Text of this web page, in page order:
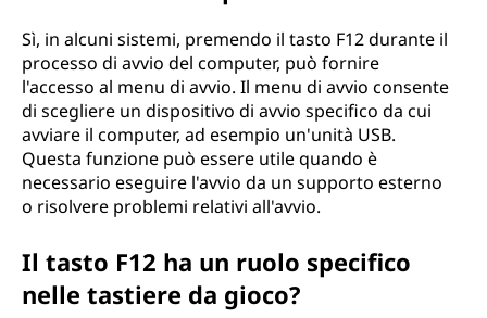
Sì, in alcuni sistemi, premendo il tasto F12 durante il
processo di avvio del computer, può fornire
l'accesso al menu di avvio. Il menu di avvio consente
di scegliere un dispositivo di avvio specifico da cui
avviare il computer, ad esempio un'unità USB.
Questa funzione può essere utile quando è
necessario eseguire l'avvio da un supporto esterno
o risolvere problemi relativi all'avvio.
Il tasto F12 ha un ruolo specifico
nelle tastiere da gioco?